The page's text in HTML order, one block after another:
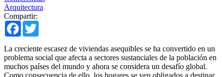
Arquitectura
Compartir:
Facebook
La creciente escasez de viviendas asequibles se ha convertido en un
problema social que afecta a sectores sustanciales de la población en
muchos países del mundo y ahora se considera un desafío global.
Como consecuencia de ello, los hogares se ven obligados a destinar